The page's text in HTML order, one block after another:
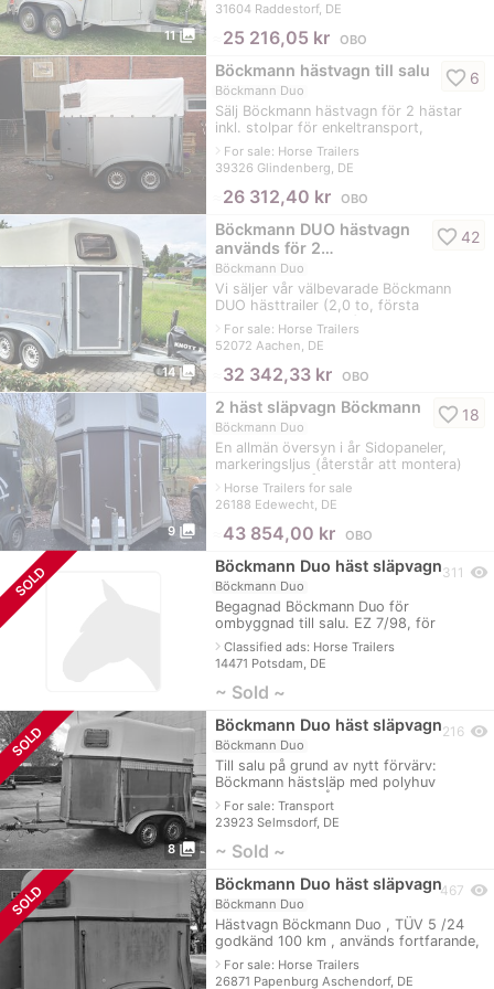
11 photo_library
31604 Raddestorf, DE
25 216,05 kr OBO
Böckmann hästvagn till salu
Böckmann Duo
Sälj Böckmann hästvagn för 2 hästar
inkl. stolpar för enkeltransport,
träväggar och golv nytillverkade och
fyllda med gummigolv. EZL 1999. Den är
ome
navigate_nextFor sale: Horse Trailers
39326 Glindenberg, DE
favorite_border 6
26 312,40 kr OBO
14 photo_library
Böckmann DUO hästvagn
används för 2…
Böckmann Duo
Vi säljer vår välbevarade Böckmann
DUO hästtrailer (2,0 to, första
registrering 07/2005) eftersom den
knappt har använts de senaste tre åren.
I början
navigate_nextFor sale: Horse Trailers
52072 Aachen, DE
favorite_border 42
32 342,33 kr OBO
9 photo_library
2 häst släpvagn Böckmann
Böckmann Duo
En allmän översyn i år Sidopaneler,
markeringsljus (återstår att montera)
Hörnskydd (måste fortfarande
monteras), belysning för nummerplåt
Trumbrom
navigate_nextHorse Trailers for sale
26188 Edewecht, DE
favorite_border 18
43 854,00 kr OBO
SOLD Böckmann Duo häst släpvagn
Böckmann Duo
Begagnad Böckmann Duo för
ombyggnad till salu. EZ 7/98, för
närvarande ingen Tüv eftersom den inte
används. Annars var Tüv inget problem.
Släpvagnen
navigate_nextClassified ads: Horse Trailers
14471 Potsdam, DE
311 visibility
~ Sold ~
SOLD
8 photo_library
Böckmann Duo häst släpvagn
Böckmann Duo
Till salu på grund av nytt förvärv:
Böckmann hästsläp med polyhuv
TILLVERKNINGSÅR 07/2001
BESIKTNING 03/2025 Godkänd för 100
km/h Däck 3 år gam
navigate_nextFor sale: Transport
23923 Selmsdorf, DE
216 visibility
~ Sold ~
SOLD Böckmann Duo häst släpvagn
Böckmann Duo
Hästvagn Böckmann Duo , TÜV 5 /24
godkänd 100 km , används fortfarande,
nya däck egen vikt 580 kg poly bonnet
trä , första registrering 99, körde skol
navigate_nextFor sale: Horse Trailers
26871 Papenburg Aschendorf, DE
467 visibility